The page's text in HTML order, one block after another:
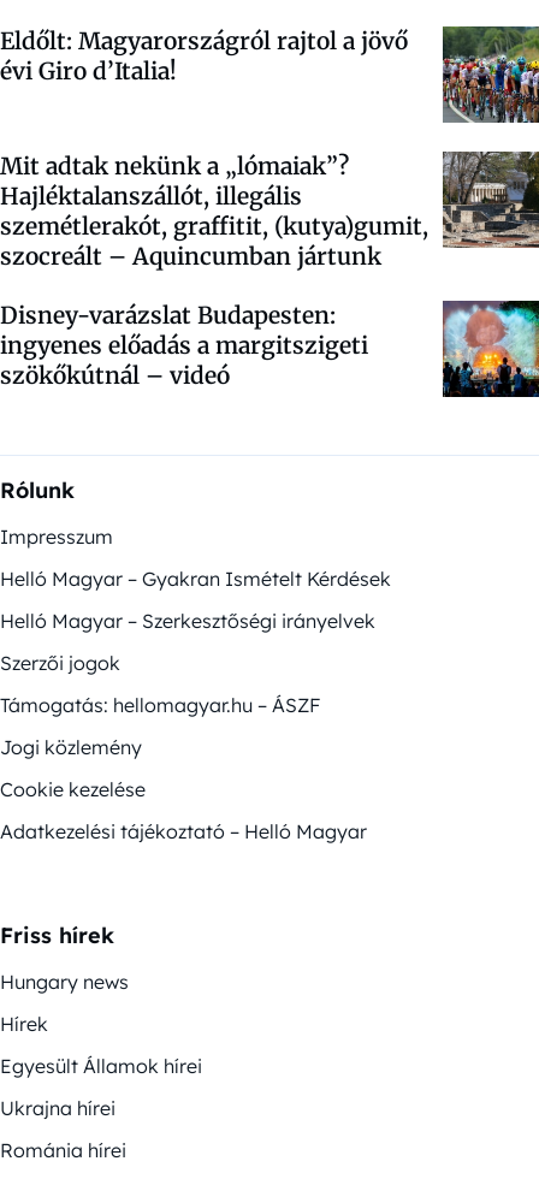
Eldőlt: Magyarországról rajtol a jövő
évi Giro d’Italia!
Mit adtak nekünk a „lómaiak”?
Hajléktalanszállót, illegális
szemétlerakót, graffitit, (kutya)gumit,
szocreált – Aquincumban jártunk
Disney-varázslat Budapesten:
ingyenes előadás a margitszigeti
szökőkútnál – videó
Rólunk
Impresszum
Helló Magyar – Gyakran Ismételt Kérdések
Helló Magyar – Szerkesztőségi irányelvek
Szerzői jogok
Támogatás: hellomagyar.hu – ÁSZF
Jogi közlemény
Cookie kezelése
Adatkezelési tájékoztató – Helló Magyar
Friss hírek
Hungary news
Hírek
Egyesült Államok hírei
Ukrajna hírei
Románia hírei